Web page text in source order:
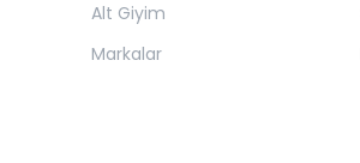
Alt Giyim
Markalar